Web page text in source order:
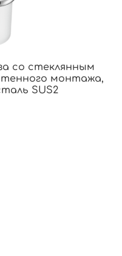
со стеклянным
монтажа,
SUS2